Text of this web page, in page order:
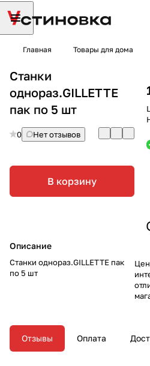
Главная Товары для дома
Станки
однораз.GILLETTE
пак по 5 шт
0 Нет отзывов
В корзину
Описание
Станки однораз.GILLETTE пак
по 5 шт
Отзывы Оплата